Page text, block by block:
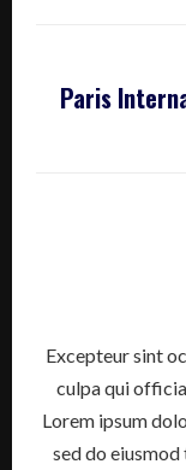
Paris
Excepteur sint
culpa qui
Lorem ipsum
sed do